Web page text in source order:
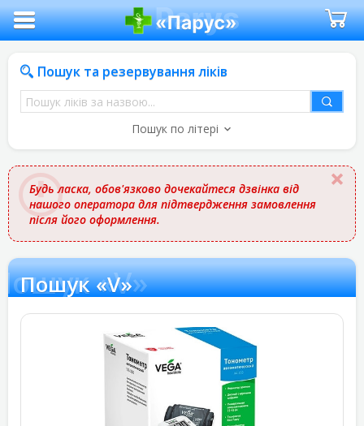
Пошук та резервування ліків
Пошук
ліків
назвою
Пошук по літері
Будь ласка, обов'язково дочекайтеся дзвінка від
нашого оператора для підтвердження замовлення
після його оформлення.
«V»
Пошук «V»